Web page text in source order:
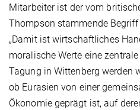
Mitarbeiter ist der vom
Thompson stammende Begriff
„Damit ist wirtschaftliches
moralische Werte eine
Tagung in Wittenberg werden
ob Eurasien von einer
Ökonomie geprägt ist, auf